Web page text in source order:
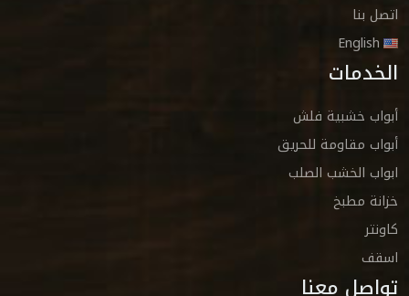
اتصل بنا
English
الخدمات
أبواب خشبية فلش
أبواب مقاومة للحريق
ابواب الخشب الصلب
خزانة مطبخ
كاونتر
اسقف
تواصل معنا